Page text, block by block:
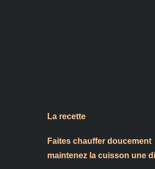
La recette
Faites chauffer
maintenez la cuisson une